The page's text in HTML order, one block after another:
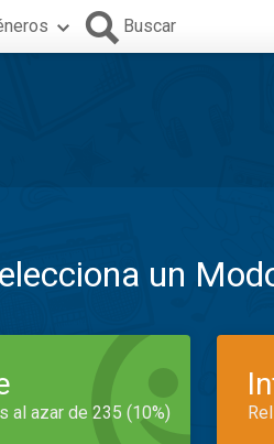
Buscar
un
al azar de 235 (10%)